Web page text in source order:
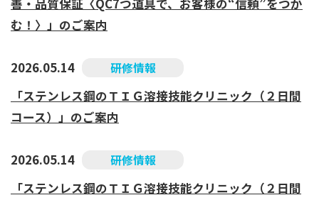
善・品質保証〈QC7つ道具で、お客様の“信頼”をつか
む！〉」のご案内
2026.05.14 研修情報
「ステンレス鋼のＴＩＧ溶接技能クリニック（２日間
コース）」のご案内
2026.05.14 研修情報
「ステンレス鋼のＴＩＧ溶接技能クリニック（２日間